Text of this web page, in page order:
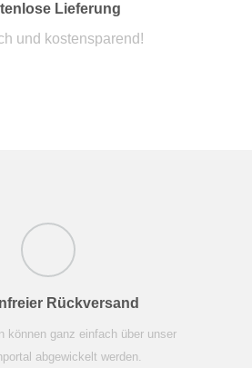
Lieferung
und kostensparend!
Rückversand
können ganz einfach über unser
abgewickelt werden.